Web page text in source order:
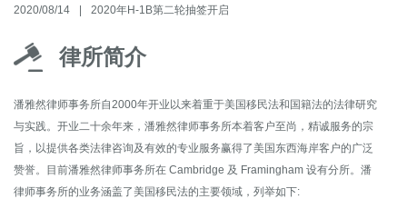
2020/08/14
2020年H-1B第二轮抽签开启
律所简介
潘雅然律师事务所自2000年开业以来着重于美国移民法和国籍法的法律研究
与实践。开业二十余年来，潘雅然律师事务所本着客户至尚，精诚服务的宗
旨，以提供各类法律咨询及有效的专业服务赢得了美国东西海岸客户的广泛
赞誉。目前潘雅然律师事务所在 Cambridge 及 Framingham 设有分所。潘
律师事务所的业务涵盖了美国移民法的主要领域，列举如下: